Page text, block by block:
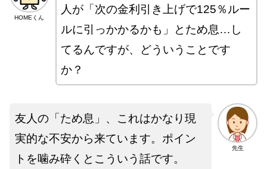
HOMEくん
人が「次の金利引き上げで125％ルー
ルに引っかかるかも」とため息…し
てるんですが、どういうことです
か？
先生
友人の「ため息」、これはかなり現
実的な不安から来ています。ポイン
トを噛み砕くとこういう話です。